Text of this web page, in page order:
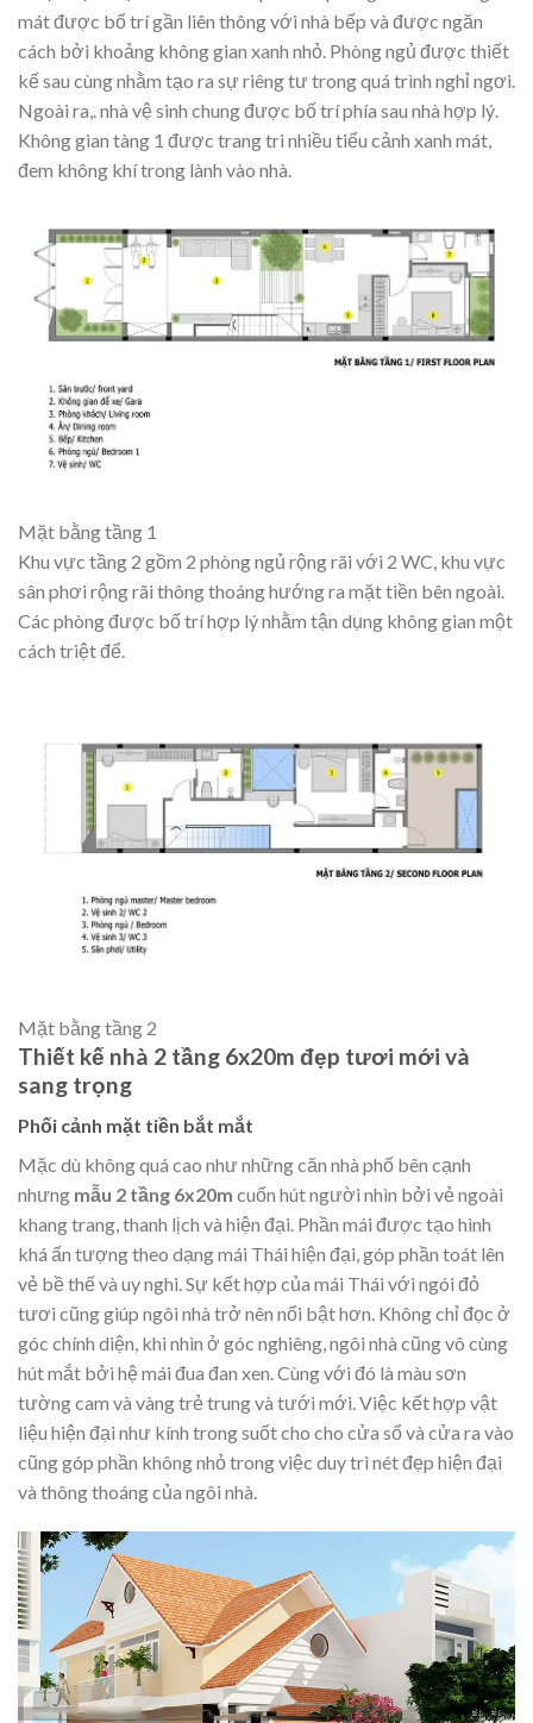
mát được bố trí gần liên thông với nhà bếp và được ngăn
cách bởi khoảng không gian xanh nhỏ. Phòng ngủ được thiết
kế sau cùng nhằm tạo ra sự riêng tư trong quá trình nghỉ ngơi.
Ngoài ra,. nhà vệ sinh chung được bố trí phía sau nhà hợp lý.
Không gian tàng 1 được trang tri nhiều tiểu cảnh xanh mát,
đem không khí trong lành vào nhà.
Mặt bằng tầng 1
Khu vực tầng 2 gồm 2 phòng ngủ rộng rãi với 2 WC, khu vực
sân phơi rộng rãi thông thoáng hướng ra mặt tiền bên ngoài.
Các phòng được bố trí hợp lý nhằm tận dụng không gian một
cách triệt để.
Mặt bằng tầng 2
Thiết kế nhà 2 tầng 6x20m đẹp tươi mới và
sang trọng
Phối cảnh mặt tiền bắt mắt
Mặc dù không quá cao như những căn nhà phố bên cạnh
nhưng mẫu 2 tầng 6x20m cuốn hút người nhìn bởi vẻ ngoài
khang trang, thanh lịch và hiện đại. Phần mái được tạo hình
khá ấn tượng theo dạng mái Thái hiện đại, góp phần toát lên
vẻ bề thế và uy nghi. Sự kết hợp của mái Thái với ngói đỏ
tươi cũng giúp ngôi nhà trở nên nổi bật hơn. Không chỉ đọc ở
góc chính diện, khi nhìn ở góc nghiêng, ngôi nhà cũng vô cùng
hút mắt bởi hệ mái đua đan xen. Cùng với đó là màu sơn
tường cam và vàng trẻ trung và tưới mới. Việc kết hợp vật
liệu hiện đại như kính trong suốt cho cho cửa sổ và cửa ra vào
cũng góp phần không nhỏ trong việc duy trì nét đẹp hiện đại
và thông thoáng của ngôi nhà.